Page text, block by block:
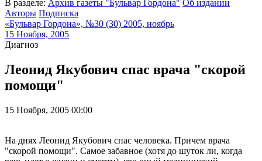
В разделе: Архив газеты "Бульвар Гордона" Об издании
Авторы Подписка
«Бульвар Гордона», №30 (30) 2005, ноябрь
15 Ноября, 2005
Диагноз
Леонид Якубович спас врача "скорой
помощи"
15 Ноября, 2005 00:00
На днях Леонид Якубович спас человека. Причем врача
"скорой помощи". Самое забавное (хотя до шуток ли, когда